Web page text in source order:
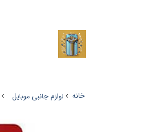
خانه لوازم جانبی موبایل